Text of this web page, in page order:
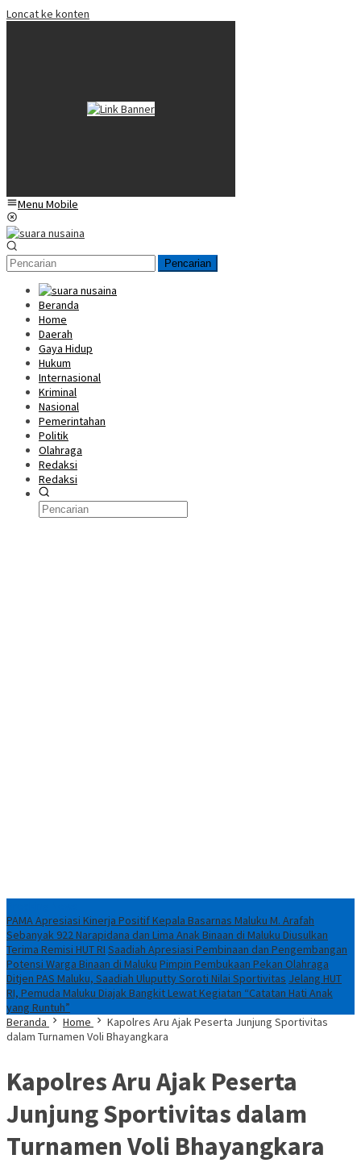
Loncat ke konten
Menu Mobile
Pencarian
Beranda
Home
Daerah
Gaya Hidup
Hukum
Internasional
Kriminal
Nasional
Pemerintahan
Politik
Olahraga
Redaksi
Redaksi
PAMA Apresiasi Kinerja Positif Kepala Basarnas Maluku M. Arafah
Sebanyak 922 Narapidana dan Lima Anak Binaan di Maluku Diusulkan
Terima Remisi HUT RI Saadiah Apresiasi Pembinaan dan Pengembangan
Potensi Warga Binaan di Maluku Pimpin Pembukaan Pekan Olahraga
Ditjen PAS Maluku, Saadiah Uluputty Soroti Nilai Sportivitas Jelang HUT
RI, Pemuda Maluku Diajak Bangkit Lewat Kegiatan “Catatan Hati Anak
yang Runtuh”
Beranda
Home
Kapolres Aru Ajak Peserta Junjung Sportivitas
dalam Turnamen Voli Bhayangkara
Kapolres Aru Ajak Peserta
Junjung Sportivitas dalam
Turnamen Voli Bhayangkara